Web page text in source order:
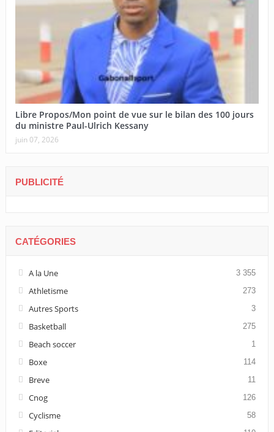
Libre Propos/Mon point de vue sur le bilan des 100 jours
du ministre Paul-Ulrich Kessany
juin 07, 2026
PUBLICITÉ
CATÉGORIES
A la Une 3 355
Athletisme 273
Autres Sports 3
Basketball 275
Beach soccer 1
Boxe 114
Breve 11
Cnog 126
Cyclisme 58